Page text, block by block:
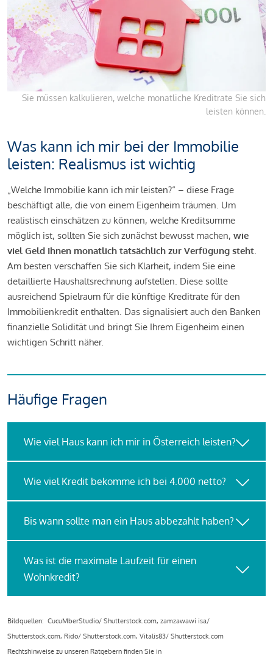
Sie müssen kalkulieren, welche monatliche Kreditrate Sie sich
leisten können.
Was kann ich mir bei der Immobilie
leisten: Realismus ist wichtig
„Welche Immobilie kann ich mir leisten?“ – diese Frage
beschäftigt alle, die von einem Eigenheim träumen. Um
realistisch einschätzen zu können, welche Kreditsumme
möglich ist, sollten Sie sich zunächst bewusst machen, wie
viel Geld Ihnen monatlich tatsächlich zur Verfügung steht.
Am besten verschaffen Sie sich Klarheit, indem Sie eine
detaillierte Haushaltsrechnung aufstellen. Diese sollte
ausreichend Spielraum für die künftige Kreditrate für den
Immobilienkredit enthalten. Das signalisiert auch den Banken
finanzielle Solidität und bringt Sie Ihrem Eigenheim einen
wichtigen Schritt näher.
Häufige Fragen
Wie viel Haus kann ich mir in Österreich leisten?
Wie viel Kredit bekomme ich bei 4.000 netto?
Bis wann sollte man ein Haus abbezahlt haben?
Was ist die maximale Laufzeit für einen
Wohnkredit?
Bildquellen: CucuMberStudio/ Shutterstock.com, zamzawawi isa/
Shutterstock.com, Rido/ Shutterstock.com, Vitalis83/ Shutterstock.com
Rechtshinweise zu unseren Ratgebern finden Sie in